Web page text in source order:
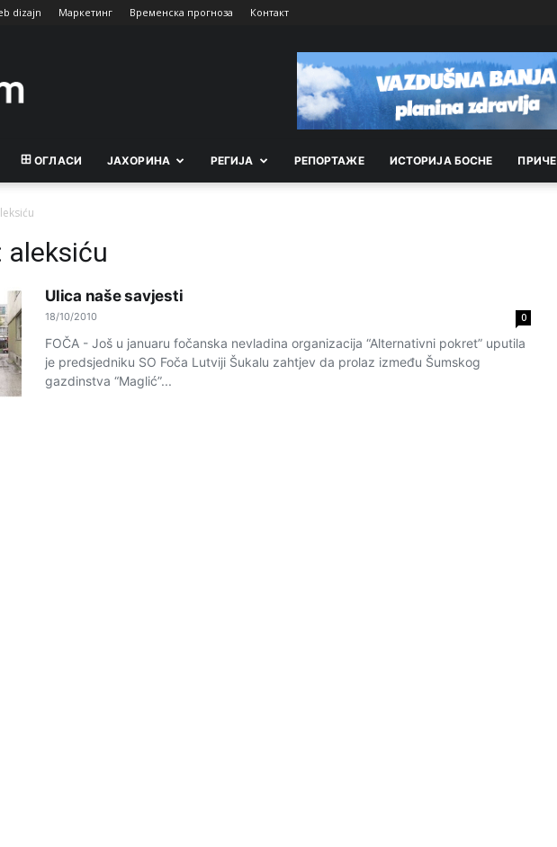
dizajn Маркетинг Временска прогноза Контакт
ОГЛАСИ ЈАХОРИНА РEГИЈА РEПОРТАЖE ИСТОРИЈА БОСНЕ ПРИЧЕ
aleksiću
Ulica naše savjesti
18/10/2010 0
FOČA - Još u januaru fočanska nevladina organizacija “Alternativni pokret” uputila
je predsjedniku SO Foča Lutviji Šukalu zahtjev da prolaz između Šumskog
gazdinstva “Maglić”...